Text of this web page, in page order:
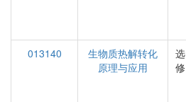
013140
生物质热解转化
原理与应用
选
修